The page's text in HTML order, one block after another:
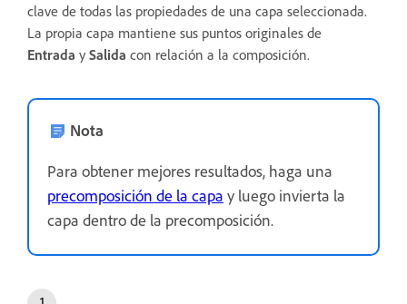
clave de todas las propiedades de una capa seleccionada.
La propia capa mantiene sus puntos originales de
Entrada y Salida con relación a la composición.
Nota
Para obtener mejores resultados, haga una
precomposición de la capa y luego invierta la
capa dentro de la precomposición.